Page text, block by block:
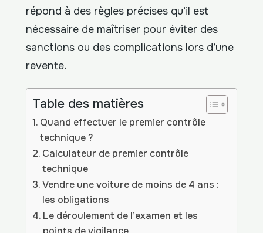
répond à des règles précises qu’il est
nécessaire de maîtriser pour éviter des
sanctions ou des complications lors d’une
revente.
Table des matières
Quand effectuer le premier contrôle
technique ?
Calculateur de premier contrôle
technique
Vendre une voiture de moins de 4 ans :
les obligations
Le déroulement de l’examen et les